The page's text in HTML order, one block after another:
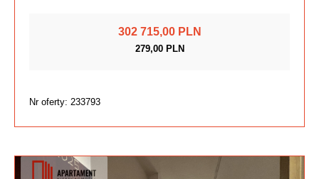
302 715,00 PLN
279,00 PLN
Nr oferty: 233793